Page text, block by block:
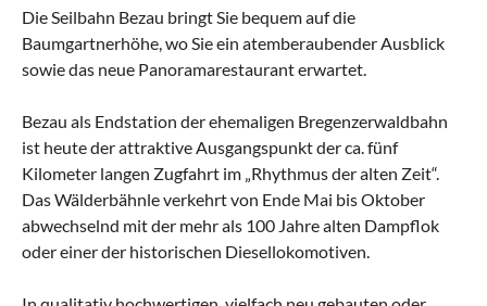
Die Seilbahn Bezau bringt Sie bequem auf die
Baumgartnerhöhe, wo Sie ein atemberaubender Ausblick
sowie das neue Panoramarestaurant erwartet.
Bezau als Endstation der ehemaligen Bregenzerwaldbahn
ist heute der attraktive Ausgangspunkt der ca. fünf
Kilometer langen Zugfahrt im „Rhythmus der alten Zeit“.
Das Wälderbähnle verkehrt von Ende Mai bis Oktober
abwechselnd mit der mehr als 100 Jahre alten Dampflok
oder einer der historischen Diesellokomotiven.